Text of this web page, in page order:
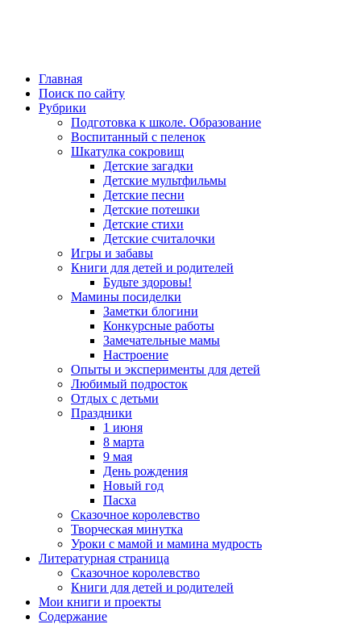
Главная
Поиск по сайту
Рубрики
Подготовка к школе. Образование
Воспитанный с пеленок
Шкатулка сокровищ
Детские загадки
Детские мультфильмы
Детские песни
Детские потешки
Детские стихи
Детские считалочки
Игры и забавы
Книги для детей и родителей
Будьте здоровы!
Мамины посиделки
Заметки блогини
Конкурсные работы
Замечательные мамы
Настроение
Опыты и эксперименты для детей
Любимый подросток
Отдых с детьми
Праздники
1 июня
8 марта
9 мая
День рождения
Новый год
Пасха
Сказочное королевство
Творческая минутка
Уроки с мамой и мамина мудрость
Литературная страница
Сказочное королевство
Книги для детей и родителей
Мои книги и проекты
Содержание